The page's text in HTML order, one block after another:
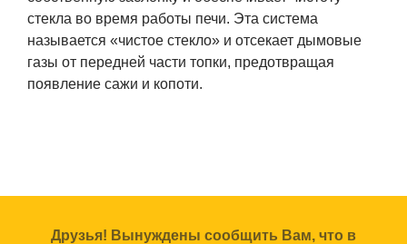
стекла во время работы печи. Эта система
называется «чистое стекло» и отсекает дымовые
газы от передней части топки, предотвращая
появление сажи и копоти.
Друзья! Вынуждены сообщить Вам, что в